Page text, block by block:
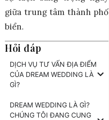
giữa trung tâm thành phố
biển.
Hỏi đáp
DỊCH VỤ TƯ VẤN ĐỊA ĐIỂM
CỦA DREAM WEDDING LÀ
GÌ?
DREAM WEDDING LÀ GÌ?
CHÚNG TÔI ĐANG CUNG